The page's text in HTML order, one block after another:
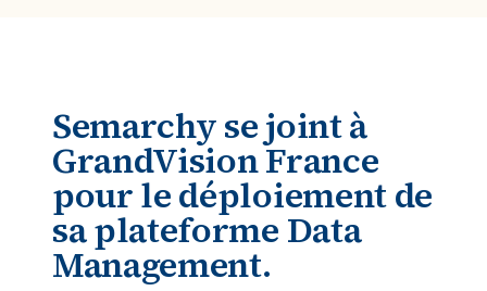
Semarchy se joint à
GrandVision France
pour le déploiement de
sa plateforme Data
Management.